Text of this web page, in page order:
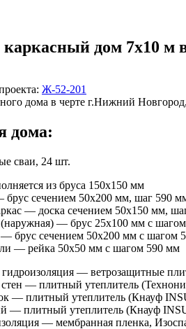
дом 7х10 м
Ж-52-201
дома в черте г.Нижний
дома:
сваи, 24 шт.
из бруса 150х150 мм
брус сечением 50х200 мм, шаг 590
— доска сечением 50х150 мм,
(наружная) — брус 25х100 мм с
— брус сечением 50х200 мм с шагом
— рейка 50х50 мм с шагом 590 мм
— ветрозащитные
— плитный утеплитель
— плитный утеплитель (Кнауф
— плитный утеплитель (Кнауф
— мембранная пленка,